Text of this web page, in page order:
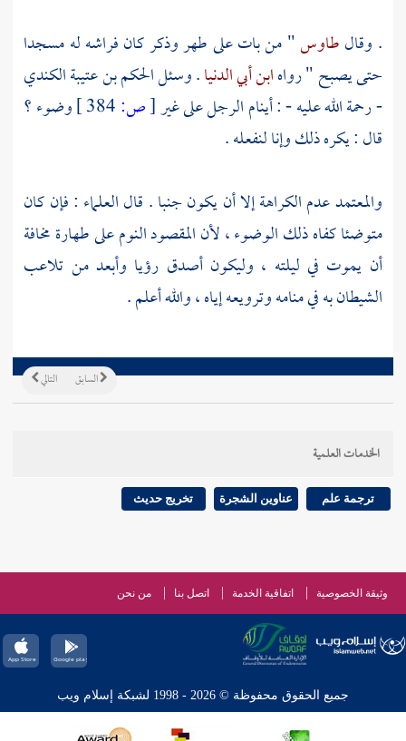
. وقالطاوس" من بات على طهر وذكر كان فراشه له مسجدا
حتى يصبح " رواهابن أبي الدنيا. وسئلالحكم بن عتيبة الكندي
- رحمة الله عليه - : أينام الرجل على غير[ص:
وضوء ؟
قال : يكره ذلك وإنا لنفعله .
والمعتمد عدم الكراهة إلا أن يكون جنبا . قال العلماء : فإن كان
متوضئا كفاه ذلك الوضوء ، لأن المقصود النوم على طهارة مخافة
أن يموت في ليلته ، وليكون أصدق رؤيا وأبعد من تلاعب
الشيطان به في منامه وترويعه إياه ، والله أعلم .
التالي السابق
الخدمات العلمية
ترجمة علم عناوين الشجرة تخريج حديث
وثيقة الخصوصية اتفاقية الخدمة اتصل بنا من نحن
جميع الحقوق محفوظة © 2026 - 1998 لشبكة إسلام ويب